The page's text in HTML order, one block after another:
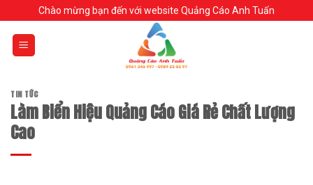
to
content
Chào mừng bạn đến với website Quảng Cáo Anh Tuấn
TIN TỨC
Làm Biển Hiệu Quảng Cáo Giá Rẻ Chất Lượng
Cao